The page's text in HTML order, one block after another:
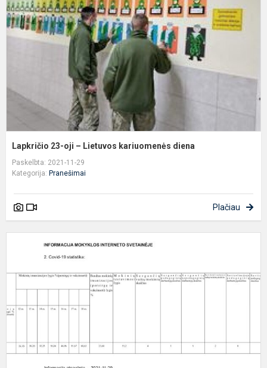
Lapkričio 23-oji – Lietuvos kariuomenės diena
Paskelbta: 2021-11-29
Kategorija: Pranešimai
Plačiau